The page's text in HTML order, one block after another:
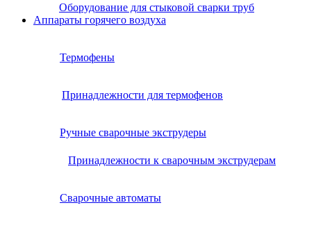
Оборудование для стыковой сварки труб
Аппараты горячего воздуха
Термофены
Принадлежности для термофенов
Ручные сварочные экструдеры
Принадлежности к сварочным экструдерам
Сварочные автоматы